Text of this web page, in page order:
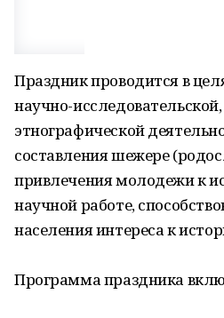
Праздник проводится в
научно-
этнографической
составления шежере
привлечения молодежи к
научной работе,
населения интереса к
Программа праздника